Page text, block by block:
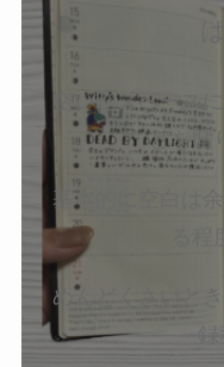
空いたスペース
どを貼
基本的に空白は
めんどくさいと